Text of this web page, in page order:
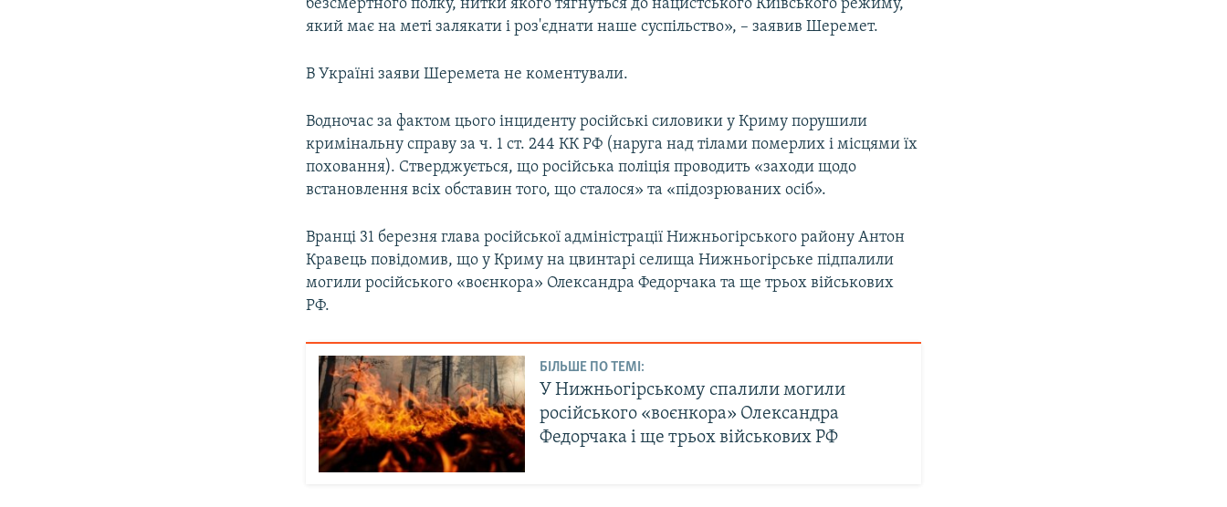
безсмертного полку, нитки якого тягнуться до нацистського Київського режиму,
який має на меті залякати і роз'єднати наше суспільство», – заявив Шеремет.
В Україні заяви Шеремета не коментували.
Водночас за фактом цього інциденту російські силовики у Криму порушили
кримінальну справу за ч. 1 ст. 244 КК РФ (наруга над тілами померлих і місцями їх
поховання). Стверджується, що російська поліція проводить «заходи щодо
встановлення всіх обставин того, що сталося» та «підозрюваних осіб».
Вранці 31 березня глава російської адміністрації Нижньогірського району Антон
Кравець повідомив, що у Криму на цвинтарі селища Нижньогірське підпалили
могили російського «воєнкора» Олександра Федорчака та ще трьох військових
РФ.
БІЛЬШЕ ПО ТЕМІ:
У Нижньогірському спалили могили
російського «воєнкора» Олександра
Федорчака і ще трьох військових РФ